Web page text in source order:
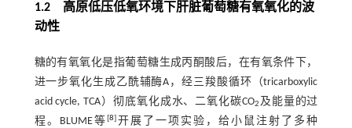
1.2 高原低压低氧环境下肝脏葡萄糖有氧氧化的波
动性
糖的有氧氧化是指葡萄糖生成丙酮酸后，在有氧条件下，
进一步氧化生成乙酰辅酶A，经三羧酸循环（tricarboxylic
acid cycle, TCA）彻底氧化成水、二氧化碳CO2 及能量的过
程。BLUME等 [8]开展了一项实验，给小鼠注射了多种